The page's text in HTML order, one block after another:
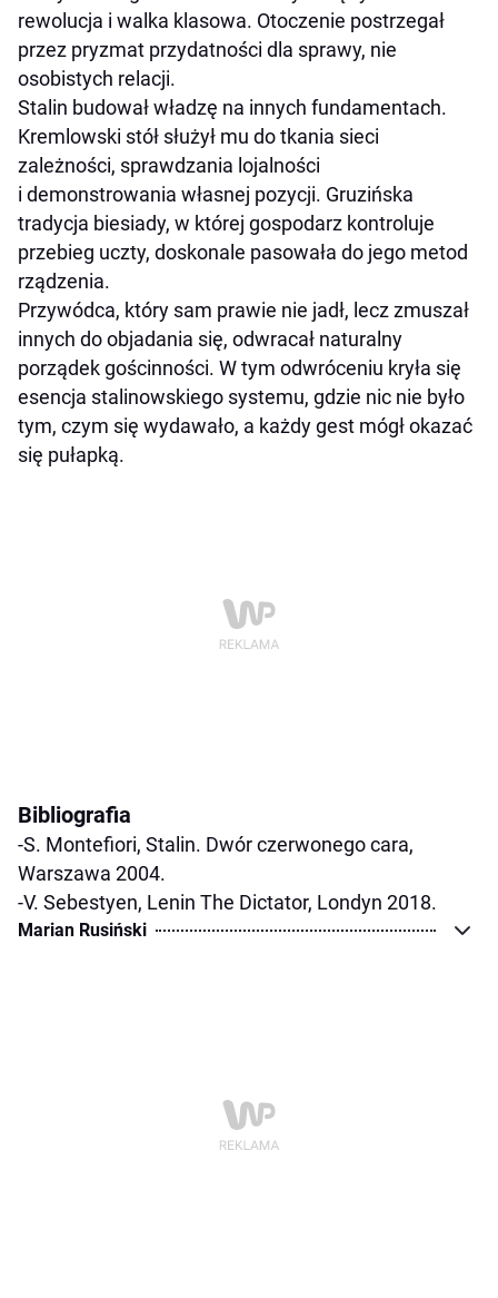
rewolucja i walka klasowa. Otoczenie postrzegał
przez pryzmat przydatności dla sprawy, nie
osobistych relacji.
Stalin budował władzę na innych fundamentach.
Kremlowski stół służył mu do tkania sieci
zależności, sprawdzania lojalności
i demonstrowania własnej pozycji. Gruzińska
tradycja biesiady, w której gospodarz kontroluje
przebieg uczty, doskonale pasowała do jego metod
rządzenia.
Przywódca, który sam prawie nie jadł, lecz zmuszał
innych do objadania się, odwracał naturalny
porządek gościnności. W tym odwróceniu kryła się
esencja stalinowskiego systemu, gdzie nic nie było
tym, czym się wydawało, a każdy gest mógł okazać
się pułapką.
Bibliografia
-S. Montefiori, Stalin. Dwór czerwonego cara,
Warszawa 2004.
-V. Sebestyen, Lenin The Dictator, Londyn 2018.
Marian Rusiński